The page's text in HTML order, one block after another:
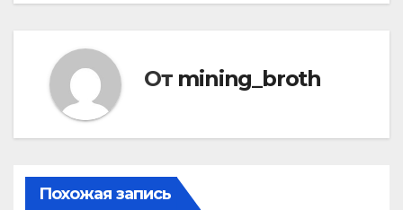
От mining_broth
Похожая запись